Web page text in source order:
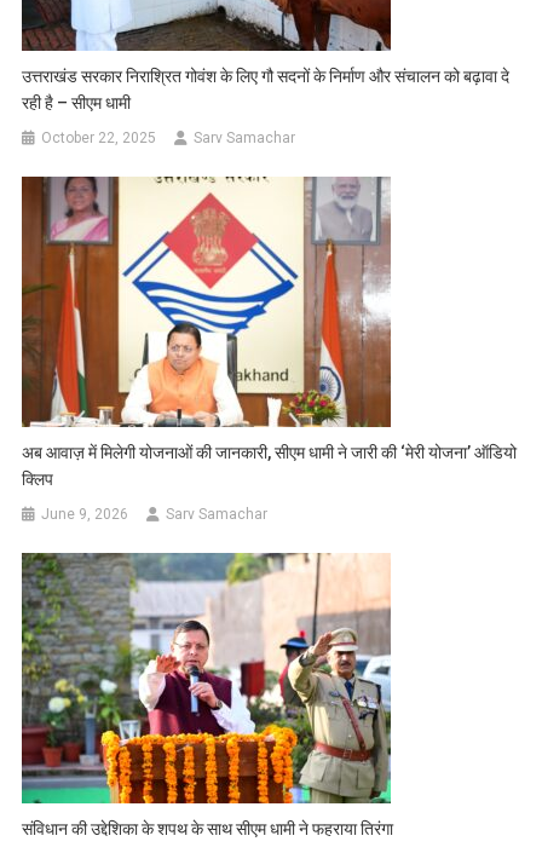
उत्तराखंड सरकार निराश्रित गोवंश के लिए गौ सदनों के निर्माण और संचालन को बढ़ावा दे
रही है – सीएम धामी
October 22, 2025 Sarv Samachar
अब आवाज़ में मिलेगी योजनाओं की जानकारी, सीएम धामी ने जारी की ‘मेरी योजना’ ऑडियो
क्लिप
June 9, 2026 Sarv Samachar
संविधान की उद्देशिका के शपथ के साथ सीएम धामी ने फहराया तिरंगा